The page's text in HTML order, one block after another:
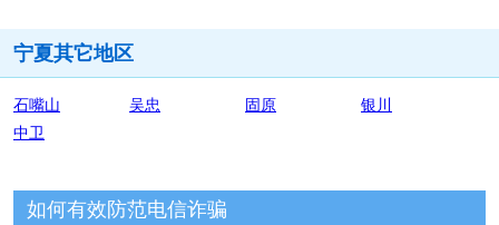
宁夏其它地区
石嘴山 吴忠 固原
银川
中卫
如何有效防范电信诈骗